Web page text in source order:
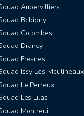
Aubervilliers
Bobigny
Colombes
Drancy
Fresnes
Issy Les Moulineaux
Le Perreux
Les Lilas
Montreuil